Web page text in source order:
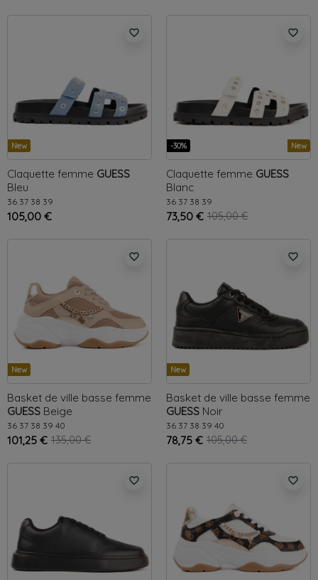
favorite_border
New
Claquette femme GUESS
Bleu
36 37 38 39
105,00 €
favorite_border
-30% New
Claquette femme GUESS
Blanc
36 37 38 39
73,50 € 105,00 €
favorite_border
New
Basket de ville basse femme
GUESS Beige
36 37 38 39 40
101,25 € 135,00 €
favorite_border
New
Basket de ville basse femme
GUESS Noir
36 37 38 39 40
78,75 € 105,00 €
favorite_border favorite_border